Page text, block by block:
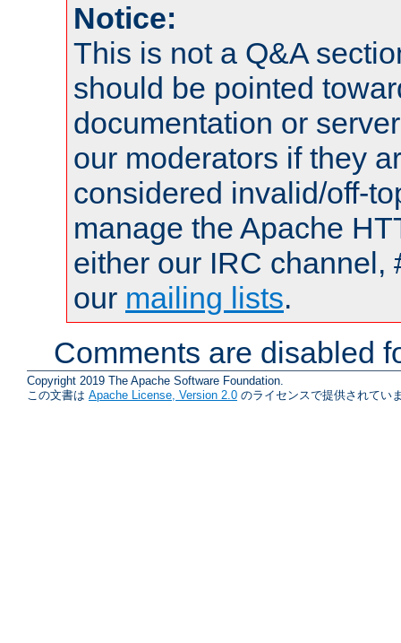
Notice:
This is not a Q&A
should be pointed
documentation or
our moderators if they
considered invalid/off-
manage the Apache
either our IRC channel,
our mailing lists.
Comments are disabled
Copyright 2019 The Apache Software Foundation.
この文書は Apache License, Version 2.0 のライセンスで提供されてい